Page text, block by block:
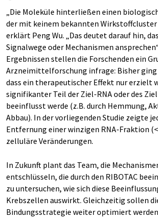
„Die Moleküle hinterließen einen
der mit keinem bekannten
erklärt Peng Wu. „Das deutet darauf hin,
Signalwege oder Mechanismen
Ergebnissen stellen die Forschenden ein
Arzneimittelforschung infrage: Bisher ging
dass ein therapeutischer Effekt nur erzielt
signifikanter Teil der Ziel-RNA oder des
beeinflusst werde (z.B. durch Hemmung,
Abbau). In der vorliegenden Studie zeigte
Entfernung einer winzigen RNA-Fraktion
zelluläre Veränderungen.
In Zukunft plant das Team, die
entschlüsseln, die durch den RIBOTAC
zu untersuchen, wie sich diese
Krebszellen auswirkt. Gleichzeitig sollen
Bindungsstrategie weiter optimiert